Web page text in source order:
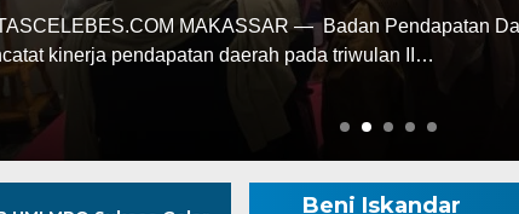
WAJO — Mengawali tugas sebagai
menunjukkan penghormatan terhadap sejarah
Beni Iskandar